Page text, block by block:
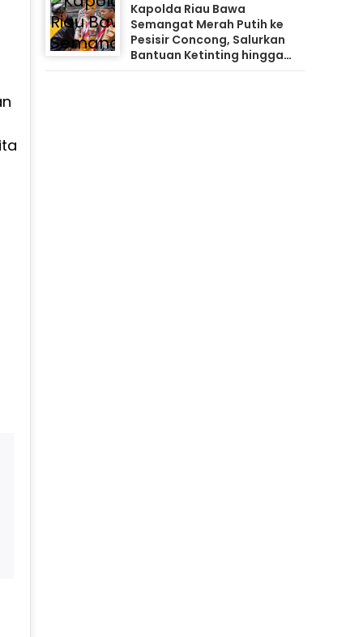
Kapolda Riau Bawa
Semangat Merah Putih ke
Pesisir Concong, Salurkan
Bantuan Ketinting hingga
Tanam Mangrove